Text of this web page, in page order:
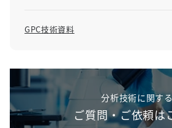
GPC技術資料
分析技術に関す
ご質問・ご依頼は